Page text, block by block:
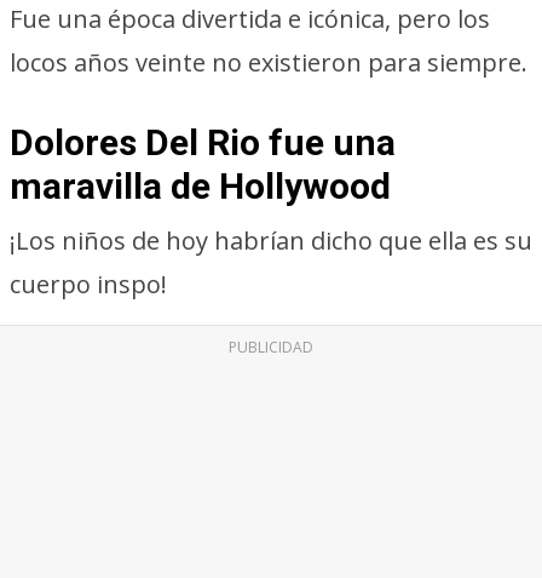
Fue una época divertida e icónica, pero los
locos años veinte no existieron para siempre.
Dolores Del Rio fue una
maravilla de Hollywood
¡Los niños de hoy habrían dicho que ella es su
cuerpo inspo!
PUBLICIDAD